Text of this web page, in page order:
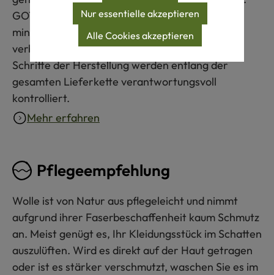
GOTS-zertifizierte Produkte bestehen zu
mindestens 70 % aus Naturfasern und erfüllen
verbindliche Umwelt- und Sozialkriterien. Alle
Schritte der Herstellung werden entlang der
gesamten Lieferkette verantwortungsvoll
kontrolliert.
Mehr erfahren
Pflegeempfehlung
Wolle ist von Natur aus pflegeleicht und nimmt
aufgrund ihrer Faserbeschaffenheit kaum Schmutz
an. Meist genügt es, Ihr Kleidungsstück im Schatten
auszulüften. Wird es direkt auf der Haut getragen
oder ist es stärker verschmutzt, waschen Sie es im
Nur essentielle akzeptieren
Alle Cookies akzeptieren